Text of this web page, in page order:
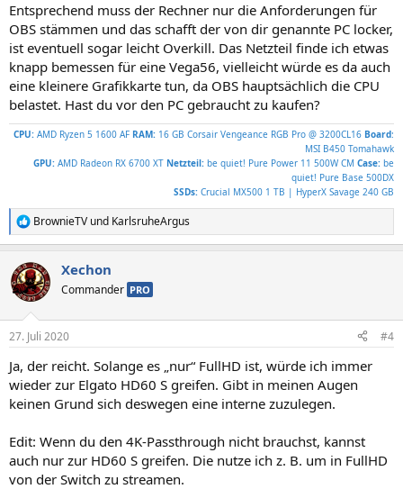
Entsprechend muss der Rechner nur die Anforderungen für
OBS stämmen und das schafft der von dir genannte PC locker,
ist eventuell sogar leicht Overkill. Das Netzteil finde ich etwas
knapp bemessen für eine Vega56, vielleicht würde es da auch
eine kleinere Grafikkarte tun, da OBS hauptsächlich die CPU
belastet. Hast du vor den PC gebraucht zu kaufen?
CPU: AMD Ryzen 5 1600 AF RAM: 16 GB Corsair Vengeance RGB Pro @ 3200CL16 Board:
MSI B450 Tomahawk
GPU: AMD Radeon RX 6700 XT Netzteil: be quiet! Pure Power 11 500W CM Case: be
quiet! Pure Base 500DX
SSDs: Crucial MX500 1 TB | HyperX Savage 240 GB
R
e
k
t
i
e
:
BrownieTV und KarlsruheArgus
Xechon
Commander PRO
27. Juli 2020 #4
Ja, der reicht. Solange es „nur“ FullHD ist, würde ich immer
wieder zur Elgato HD60 S greifen. Gibt in meinen Augen
keinen Grund sich deswegen eine interne zuzulegen.
Edit: Wenn du den 4K-Passthrough nicht brauchst, kannst
auch nur zur HD60 S greifen. Die nutze ich z. B. um in FullHD
von der Switch zu streamen.